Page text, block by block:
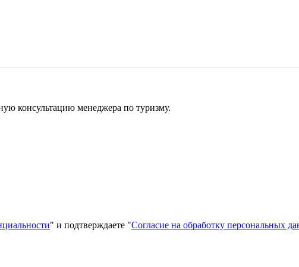
консультацию менеджера по туризму.
" и подтверждаете "Согласие на обработку персональных